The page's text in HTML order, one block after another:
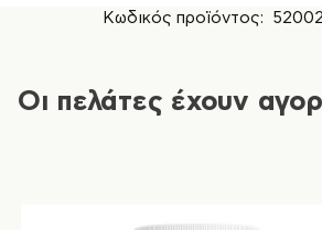
Κωδικός προϊόντος:
Οι πελάτες έχουν